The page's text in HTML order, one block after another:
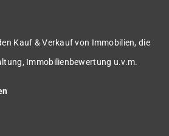
Kauf & Verkauf von Immobilien, die
Immobilienbewertung u.v.m.